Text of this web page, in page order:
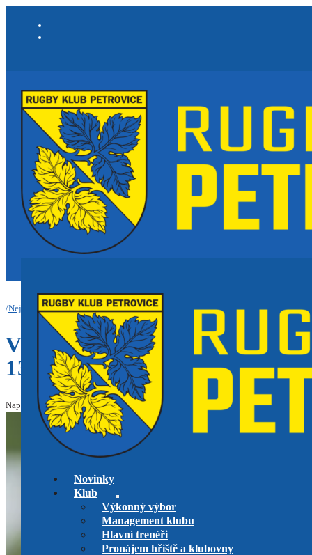
Novinky
Klub
Výkonný výbor
Management klubu
Hlavní trenéři
Pronájem hřiště a klubovny
/Nejnovější informace a články/Výsledkový servis rugby<br>13. - 21. června
VÝSLEDKOVÝ SERVIS
13. – 21. ČERVNA 2026
Napsal: Jan Kroužek, dne 22.6.2026 v kategorii U19 Víkendový